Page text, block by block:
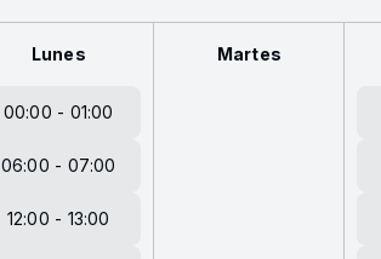
Lunes
00:00 - 01:00
06:00 - 07:00
12:00 - 13:00
Martes